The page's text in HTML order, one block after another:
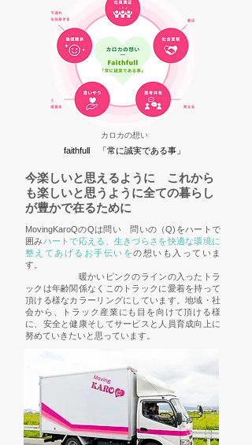
カロカの想い
faithfull 「常に誠実である事」
今楽しいと思えるように これから
も楽しいと思うように全ての暮らし
が豊かで在るために
MovingKaroQのQは問い 問いの（Q)をハートで
囲みハートで応える、生きづらさを快適な環境に
整えてあげるお手伝いをの想いも入っていま
す。
暖かいピンクのラインの入ったトラ
ックは年齢関係なくこのトラックに愛着を持って
頂ける様なカラーリングにしています。地域・社
会から、トラック産業にも目を向けて頂ける様
に、安全と健康そしてサービスと人員育成向上に
努めていきたいと思っています。